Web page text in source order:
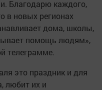
Благодарю каждого,
в новых регионах
дома, школы,
помощь людям»,
телеграмме.
это праздник и для
любит их и